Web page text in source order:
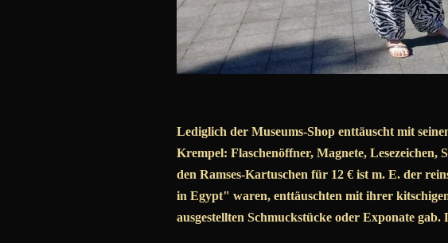
Lediglich der Museums-Shop enttäuscht mit
Krempel: Flaschenöffner, Magnete, Lesezeichen,
den Ramses-Kartuschen für 12 € ist m. E. der
in Egypt" waren, enttäuschten mit ihrer
ausgestellten Schmuckstücke oder Exponate